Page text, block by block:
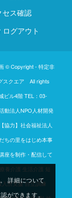
セス確認
ログアウト
© Copyright - 特定非
スクエア All rights
ビル4階TEL：03-
動法人NPO人材開発
力】社会福祉法人
ちの里をはじめ本事
座を制作・配信して
養介護 生活介護 短
所支援 自立訓練
詳細について
ができます。